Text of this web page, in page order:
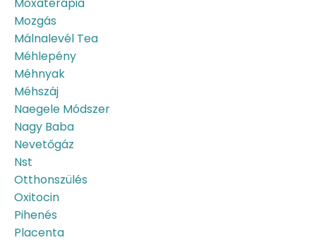
Mozgás
Málnalevél Tea
Méhlepény
Méhnyak
Méhszáj
Naegele Módszer
Nagy Baba
Nevetőgáz
Nst
Otthonszülés
Oxitocin
Pihenés
Placenta